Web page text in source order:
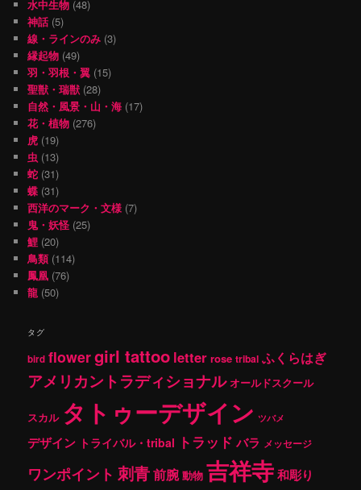
水中生物 (48)
神話 (5)
線・ラインのみ (3)
縁起物 (49)
羽・羽根・翼 (15)
聖獣・瑞獣 (28)
自然・風景・山・海 (17)
花・植物 (276)
虎 (19)
虫 (13)
蛇 (31)
蝶 (31)
西洋のマーク・文様 (7)
鬼・妖怪 (25)
鯉 (20)
鳥類(114)
鳳凰 (76)
龍 (50)
タグ
bird flowergirl tattoo letter rose tribal ふくらはぎ
アメリカントラディショナル オールドスクール
スカル タトゥーデザイン ツバメ
デザイン トライバル・tribal トラッド バラ メッセージ
ワンポイント 刺青前腕 動物 吉祥寺和彫り